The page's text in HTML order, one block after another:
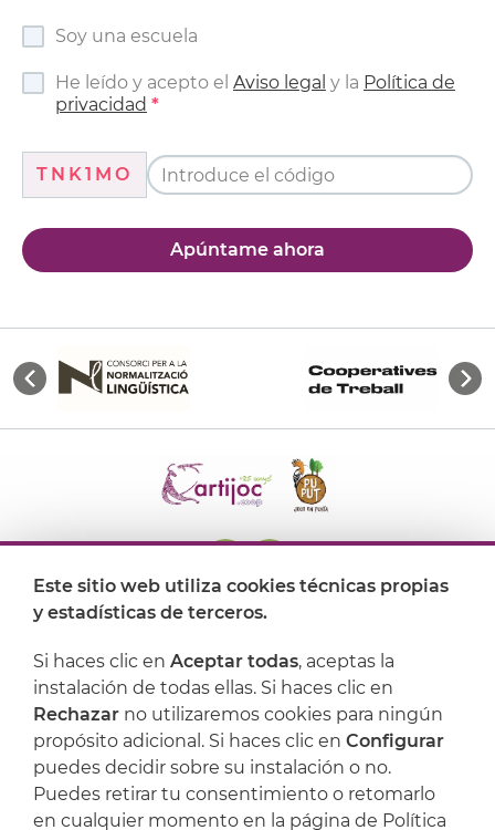
Soy una escuela
He leído y acepto el Aviso legal y la Política de
privacidad
TNK1MO
Apúntame ahora
Dónde encontrarnos
Artijoc
Soporte
Este sitio web utiliza cookies técnicas propias
y estadísticas de terceros.
Si haces clic en Aceptar todas, aceptas la
instalación de todas ellas. Si haces clic en
Rechazar no utilizaremos cookies para ningún
propósito adicional. Si haces clic en Configurar
puedes decidir sobre su instalación o no.
Puedes retirar tu consentimiento o retomarlo
en cualquier momento en la página de Política